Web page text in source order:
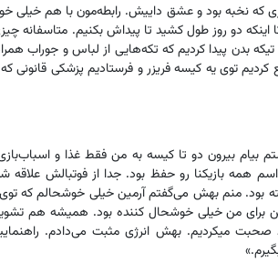
که نخبه بود و عشق داییش. رابطه‌مون با هم خیلی
اینکه دو روز طول کشید تا پیداش بکنیم. متاسفانه
بدن پیدا کردیم که تکه‌هایی از لباس و جوراب
توی یه کیسه فریزر و فرستادیم پزشکی قانونی که
بیام بیرون دو تا کیسه به من فقط غذا و
همه بازیکنا رو حفظ بود. جدا از فوتبالش
بود. منم بهش می‌گفتم آرمین خیلی خوشحالم که
برای من خیلی خوشحال کننده بود. همیشه هم
میکردیم. بهش انرژی مثبت می‌دادم.